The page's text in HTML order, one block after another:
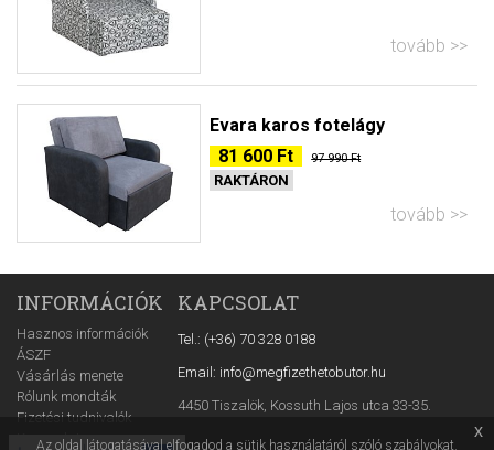
tovább
Evara karos fotelágy
81 600 Ft
97 990 Ft
RAKTÁRON
tovább
INFORMÁCIÓK
Hasznos információk
ÁSZF
Vásárlás menete
Rólunk mondták
Fizetési tudnivalók
Kapcsolat
KAPCSOLAT
Tel.: (+36) 70 328 0188
Email: info@megfizethetobutor.hu
4450 Tiszalök, Kossuth Lajos utca 33-35.
Az oldal látogatásával elfogadod a sütik használatáról szóló szabályokat.
x